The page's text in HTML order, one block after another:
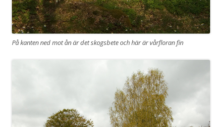
På kanten ned mot ån är det skogsbete och här är vårfloran fin